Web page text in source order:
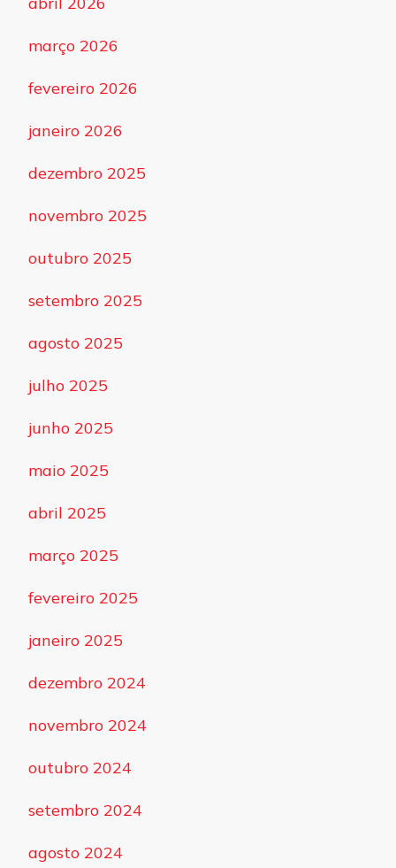
março 2026
fevereiro 2026
janeiro 2026
dezembro 2025
novembro 2025
outubro 2025
setembro 2025
agosto 2025
julho 2025
junho 2025
maio 2025
abril 2025
março 2025
fevereiro 2025
janeiro 2025
dezembro 2024
novembro 2024
outubro 2024
setembro 2024
agosto 2024